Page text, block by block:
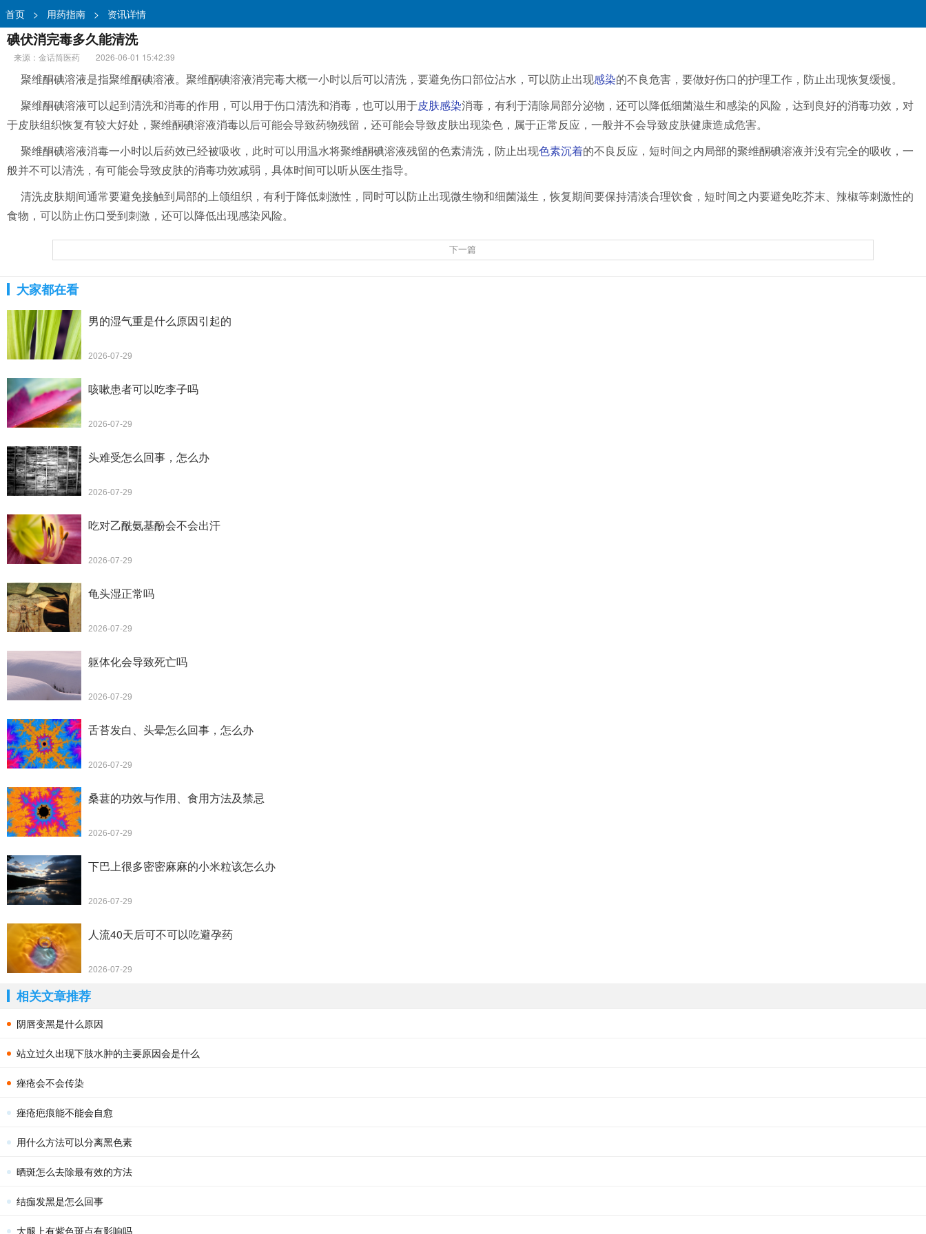
首页 > 用药指南 > 资讯详情
碘伏消完毒多久能清洗
来源：金话筒医药
2026-06-01 15:42:39
聚维酮碘溶液是指聚维酮碘溶液。聚维酮碘溶液消完毒大概一小时以后可以清洗，要避免伤口部位沾水，可以防止出现感染的不良危害，要做好伤口的护理工作，防止出现恢复缓慢。
聚维酮碘溶液可以起到清洗和消毒的作用，可以用于伤口清洗和消毒，也可以用于皮肤感染消毒，有利于清除局部分泌物，还可以降低细菌滋生和感染的风险，达到良好的消毒功效，对
于皮肤组织恢复有较大好处，聚维酮碘溶液消毒以后可能会导致药物残留，还可能会导致皮肤出现染色，属于正常反应，一般并不会导致皮肤健康造成危害。
聚维酮碘溶液消毒一小时以后药效已经被吸收，此时可以用温水将聚维酮碘溶液残留的色素清洗，防止出现色素沉着的不良反应，短时间之内局部的聚维酮碘溶液并没有完全的吸收，一
般并不可以清洗，有可能会导致皮肤的消毒功效减弱，具体时间可以听从医生指导。
清洗皮肤期间通常要避免接触到局部的上颌组织，有利于降低刺激性，同时可以防止出现微生物和细菌滋生，恢复期间要保持清淡合理饮食，短时间之内要避免吃芥末、辣椒等刺激性的
食物，可以防止伤口受到刺激，还可以降低出现感染风险。
下一篇
大家都在看
男的湿气重是什么原因引起的
2026-07-29
咳嗽患者可以吃李子吗
2026-07-29
头难受怎么回事，怎么办
2026-07-29
吃对乙酰氨基酚会不会出汗
2026-07-29
龟头湿正常吗
2026-07-29
躯体化会导致死亡吗
2026-07-29
舌苔发白、头晕怎么回事，怎么办
2026-07-29
桑葚的功效与作用、食用方法及禁忌
2026-07-29
下巴上很多密密麻麻的小米粒该怎么办
2026-07-29
人流40天后可不可以吃避孕药
2026-07-29
相关文章推荐
阴唇变黑是什么原因
站立过久出现下肢水肿的主要原因会是什么
痤疮会不会传染
痤疮疤痕能不能会自愈
用什么方法可以分离黑色素
晒斑怎么去除最有效的方法
结痂发黑是怎么回事
大腿上有紫色斑点有影响吗